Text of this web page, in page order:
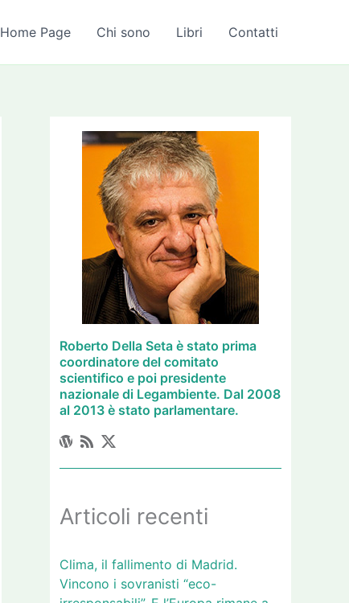
Home Page Chi sono Libri Contatti
Roberto Della Seta è stato prima
coordinatore del comitato
scientifico e poi presidente
nazionale di Legambiente. Dal 2008
al 2013 è stato parlamentare.
Articoli recenti
Clima, il fallimento di Madrid.
Vincono i sovranisti “eco-
c